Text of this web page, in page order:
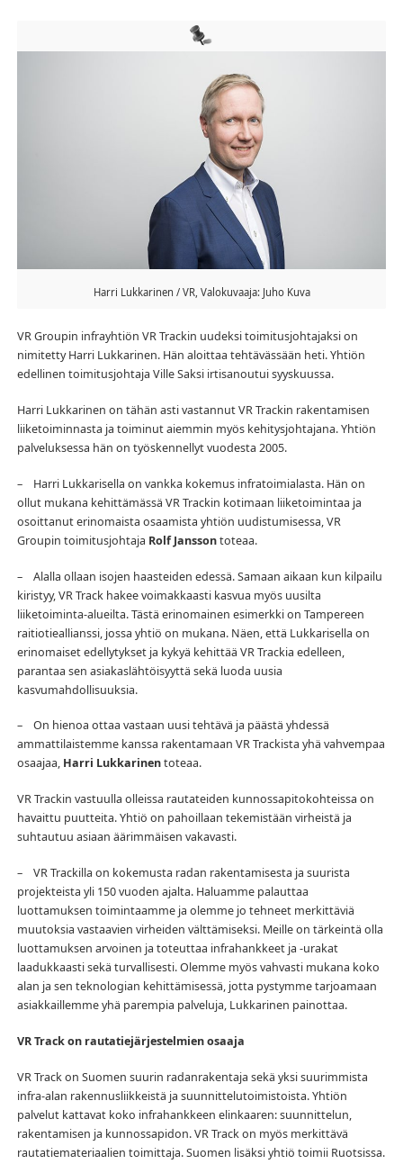
Harri Lukkarinen / VR, Valokuvaaja: Juho Kuva
VR Groupin infrayhtiön VR Trackin uudeksi toimitusjohtajaksi on
nimitetty Harri Lukkarinen. Hän aloittaa tehtävässään heti. Yhtiön
edellinen toimitusjohtaja Ville Saksi irtisanoutui syyskuussa.
Harri Lukkarinen on tähän asti vastannut VR Trackin rakentamisen
liiketoiminnasta ja toiminut aiemmin myös kehitysjohtajana. Yhtiön
palveluksessa hän on työskennellyt vuodesta 2005.
– Harri Lukkarisella on vankka kokemus infratoimialasta. Hän on
ollut mukana kehittämässä VR Trackin kotimaan liiketoimintaa ja
osoittanut erinomaista osaamista yhtiön uudistumisessa, VR
Groupin toimitusjohtaja Rolf Janssontoteaa.
– Alalla ollaan isojen haasteiden edessä. Samaan aikaan kun kilpailu
kiristyy, VR Track hakee voimakkaasti kasvua myös uusilta
liiketoiminta-alueilta. Tästä erinomainen esimerkki on Tampereen
raitiotieallianssi, jossa yhtiö on mukana. Näen, että Lukkarisella on
erinomaiset edellytykset ja kykyä kehittää VR Trackia edelleen,
parantaa sen asiakaslähtöisyyttä sekä luoda uusia
kasvumahdollisuuksia.
– On hienoa ottaa vastaan uusi tehtävä ja päästä yhdessä
ammattilaistemme kanssa rakentamaan VR Trackista yhä vahvempaa
osaajaa, Harri Lukkarinentoteaa.
VR Trackin vastuulla olleissa rautateiden kunnossapitokohteissa on
havaittu puutteita. Yhtiö on pahoillaan tekemistään virheistä ja
suhtautuu asiaan äärimmäisen vakavasti.
– VR Trackilla on kokemusta radan rakentamisesta ja suurista
projekteista yli 150 vuoden ajalta. Haluamme palauttaa
luottamuksen toimintaamme ja olemme jo tehneet merkittäviä
muutoksia vastaavien virheiden välttämiseksi. Meille on tärkeintä olla
luottamuksen arvoinen ja toteuttaa infrahankkeet ja -urakat
laadukkaasti sekä turvallisesti. Olemme myös vahvasti mukana koko
alan ja sen teknologian kehittämisessä, jotta pystymme tarjoamaan
asiakkaillemme yhä parempia palveluja, Lukkarinen painottaa.
VR Track on rautatiejärjestelmien osaaja
VR Track on Suomen suurin radanrakentaja sekä yksi suurimmista
infra-alan rakennusliikkeistä ja suunnittelutoimistoista. Yhtiön
palvelut kattavat koko infrahankkeen elinkaaren: suunnittelun,
rakentamisen ja kunnossapidon. VR Track on myös merkittävä
rautatiemateriaalien toimittaja. Suomen lisäksi yhtiö toimii Ruotsissa.